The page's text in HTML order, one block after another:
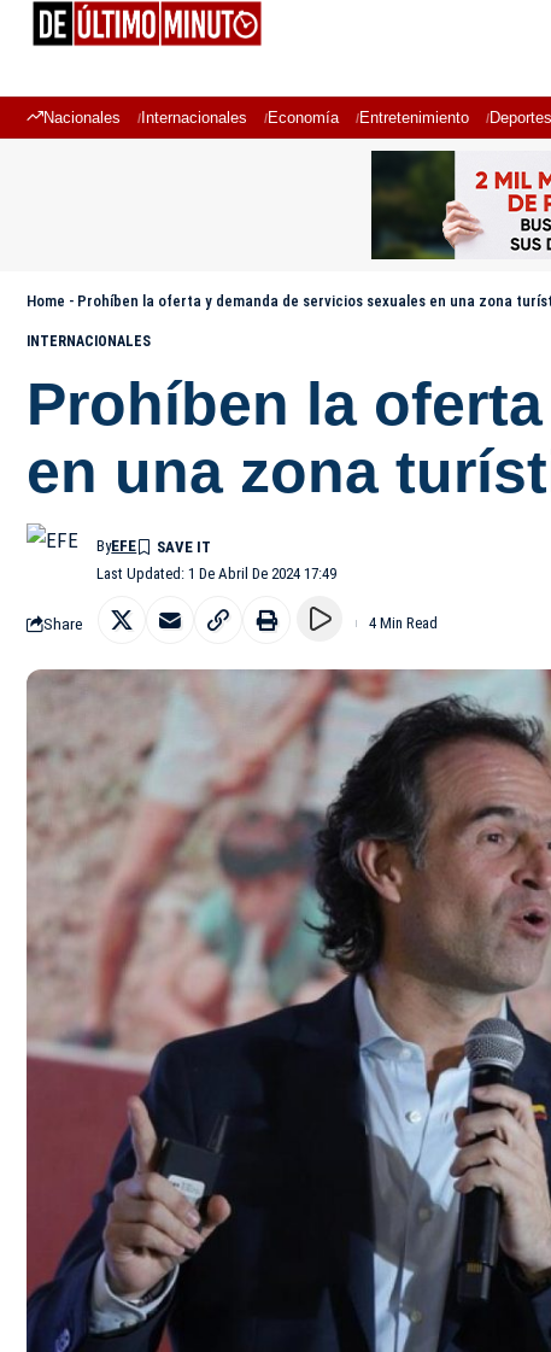
Nacionales Internacionales Economía Entretenimiento Deportes
Home - Prohíben la oferta y demanda de servicios sexuales en una zona
INTERNACIONALES
Prohíben la
en una zona
Last Updated: 1 De Abril De 2024 17:49
ByEFE
Share 4 Min Read